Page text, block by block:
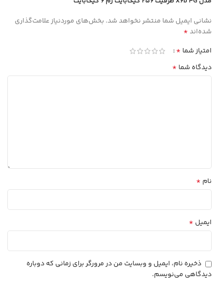
نشانی ایمیل شما منتشر نخواهد شد. بخش‌های موردنیاز علامت‌گذاری
شده‌اند*
امتیاز شما *
دیدگاه شما *
نام *
ایمیل *
ذخیره نام، ایمیل و وبسایت من در مرورگر برای زمانی که دوباره
دیدگاهی می‌نویسم.